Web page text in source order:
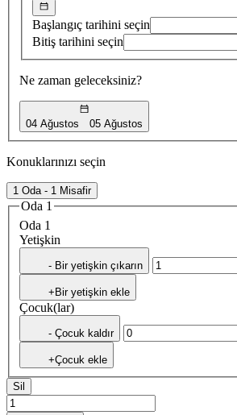
Başlangıç tarihini seçin
Bitiş tarihini seçin
Ne zaman geleceksiniz?
04 Ağustos 05 Ağustos
Konuklarınızı seçin
1 Oda - 1 Misafir
Oda 1
Oda 1
Yetişkin
- Bir yetişkin çıkarın
+Bir yetişkin ekle
Çocuk(lar)
- Çocuk kaldır
+Çocuk ekle
Sil